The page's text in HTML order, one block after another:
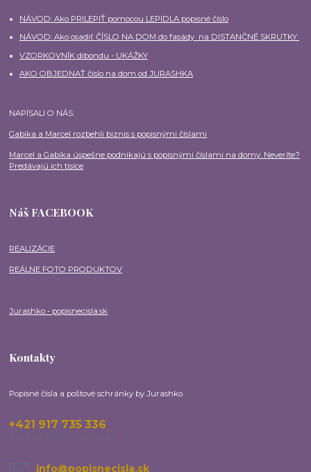
NÁVOD: Ako PRILEPIŤ pomocou LEPIDLA popisné číslo
NÁVOD: Ako osadiť ČÍSLO NA DOM do fasády na DISTANČNÉ SKRUTKY
VZORKOVNÍK dibondu - UKÁŽKY
AKO OBJEDNAŤ číslo na dom od JURASHKA
NAPÍSALI O NÁS:
Gabika a Marcel rozbehli biznis s popisnými číslami
Marcel a Gabika úspešne podnikajú s popisnými číslami na domy. Neveríte?
Predávajú ich tisíce
Náš FACEBOOK
REALIZÁCIE
REÁLNE FOTO PRODUKTOV
Jurashko - popisnecisla.sk
Kontakty
Popisné čísla a poštové schránky by Jurashko
+421 917 735 336
info@popisnecisla.sk